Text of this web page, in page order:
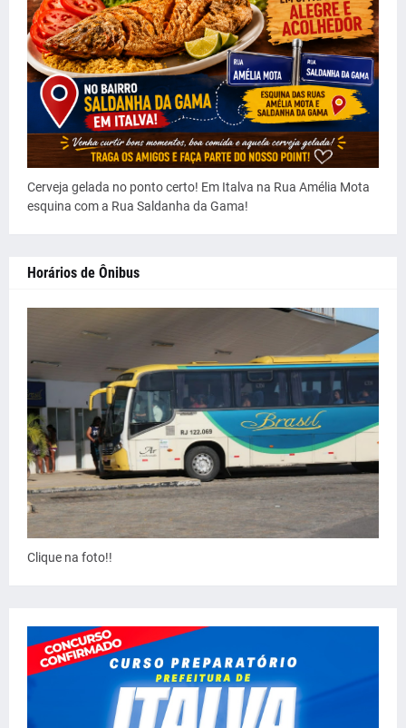
Cerveja gelada no ponto certo! Em Italva na Rua Amélia Mota
esquina com a Rua Saldanha da Gama!
Horários de Ônibus
Clique na foto!!